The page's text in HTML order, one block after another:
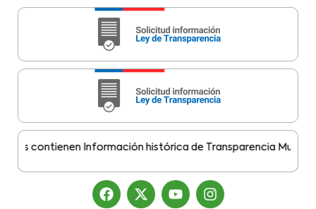
contienen Información histórica de Transparencia Municipal